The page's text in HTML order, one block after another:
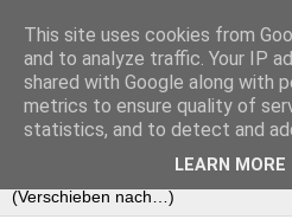
This site uses cookies from
and to analyze traffic. Your IP
shared with Google along with
metrics to ensure quality of
statistics, and to detect and
LEARN MORE